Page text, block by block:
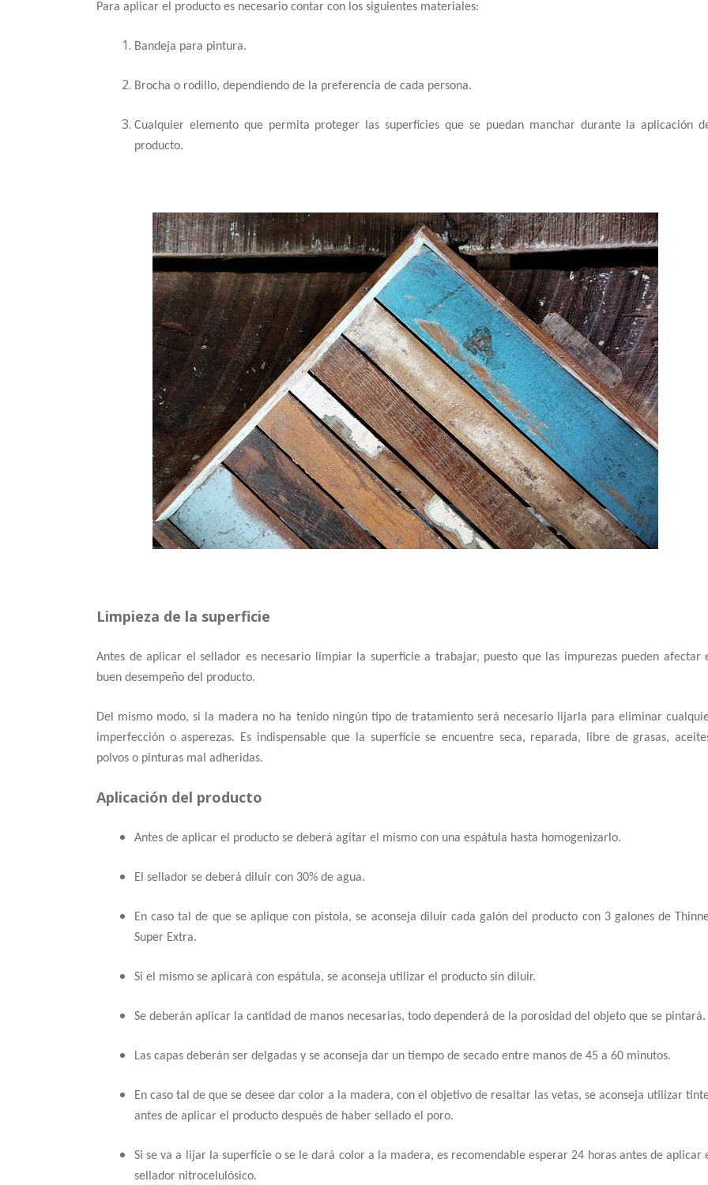
Para aplicar el producto es necesario contar con los siguientes materiales:
Bandeja para pintura.
Brocha o rodillo, dependiendo de la preferencia de cada persona.
Cualquier elemento que permita proteger las superficies que se puedan manchar durante la aplicación
producto.
Limpieza de la superficie
Antes de aplicar el sellador es necesario limpiar la superficie a trabajar, puesto que las impurezas pueden afectar
buen desempeño del producto.
Del mismo modo, si la madera no ha tenido ningún tipo de tratamiento será necesario lijarla para eliminar
imperfección o asperezas. Es indispensable que la superficie se encuentre seca, reparada, libre de grasas,
polvos o pinturas mal adheridas.
Aplicación del producto
Antes de aplicar el producto se deberá agitar el mismo con una espátula hasta homogenizarlo.
El sellador se deberá diluir con 30% de agua.
En caso tal de que se aplique con pistola, se aconseja diluir cada galón del producto con 3 galones de
Super Extra.
Si el mismo se aplicará con espátula, se aconseja utilizar el producto sin diluir.
Se deberán aplicar la cantidad de manos necesarias, todo dependerá de la porosidad del objeto que se pintará.
Las capas deberán ser delgadas y se aconseja dar un tiempo de secado entre manos de 45 a 60 minutos.
En caso tal de que se desee dar color a la madera, con el objetivo de resaltar las vetas, se aconseja utilizar
antes de aplicar el producto después de haber sellado el poro.
Si se va a lijar la superficie o se le dará color a la madera, es recomendable esperar 24 horas antes de aplicar
sellador nitrocelulósico.